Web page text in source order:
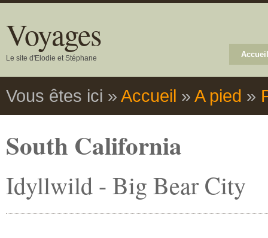
Voyages
Le site d'Elodie et Stéphane Accueil
Vous êtes ici » Accueil » A pied »
South California
Idyllwild - Big Bear City